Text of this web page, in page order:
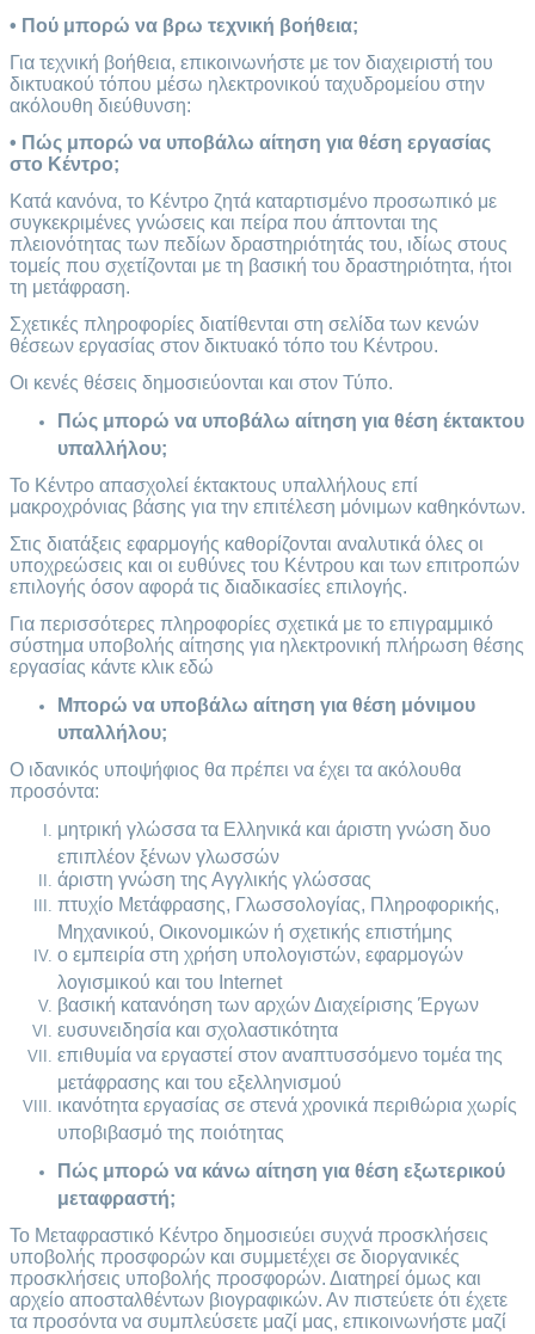
• Πού μπορώ να βρω τεχνική βοήθεια;
Για τεχνική βοήθεια, επικοινωνήστε με τον διαχειριστή του
δικτυακού τόπου μέσω ηλεκτρονικού ταχυδρομείου στην
ακόλουθη διεύθυνση:
• Πώς μπορώ να υποβάλω αίτηση για θέση εργασίας
στο Κέντρο;
Κατά κανόνα, το Κέντρο ζητά καταρτισμένο προσωπικό με
συγκεκριμένες γνώσεις και πείρα που άπτονται της
πλειονότητας των πεδίων δραστηριότητάς του, ιδίως στους
τομείς που σχετίζονται με τη βασική του δραστηριότητα, ήτοι
τη μετάφραση.
Σχετικές πληροφορίες διατίθενται στη σελίδα των κενών
θέσεων εργασίας στον δικτυακό τόπο του Κέντρου.
Οι κενές θέσεις δημοσιεύονται και στον Τύπο.
Πώς μπορώ να υποβάλω αίτηση για θέση έκτακτου
υπαλλήλου;
Το Κέντρο απασχολεί έκτακτους υπαλλήλους επί
μακροχρόνιας βάσης για την επιτέλεση μόνιμων καθηκόντων.
Στις διατάξεις εφαρμογής καθορίζονται αναλυτικά όλες οι
υποχρεώσεις και οι ευθύνες του Κέντρου και των επιτροπών
επιλογής όσον αφορά τις διαδικασίες επιλογής.
Για περισσότερες πληροφορίες σχετικά με το επιγραμμικό
σύστημα υποβολής αίτησης για ηλεκτρονική πλήρωση θέσης
εργασίας κάντε κλικ εδώ
Μπορώ να υποβάλω αίτηση για θέση μόνιμου
υπαλλήλου;
Ο ιδανικός υποψήφιος θα πρέπει να έχει τα ακόλουθα
προσόντα:
μητρική γλώσσα τα Ελληνικά και άριστη γνώση δυο
επιπλέον ξένων γλωσσών
άριστη γνώση της Αγγλικής γλώσσας
πτυχίο Μετάφρασης, Γλωσσολογίας, Πληροφορικής,
Μηχανικού, Οικονομικών ή σχετικής επιστήμης
o εμπειρία στη χρήση υπολογιστών, εφαρμογών
λογισμικού και του Internet
βασική κατανόηση των αρχών Διαχείρισης Έργων
ευσυνειδησία και σχολαστικότητα
επιθυμία να εργαστεί στον αναπτυσσόμενο τομέα της
μετάφρασης και του εξελληνισμού
ικανότητα εργασίας σε στενά χρονικά περιθώρια χωρίς
υποβιβασμό της ποιότητας
Πώς μπορώ να κάνω αίτηση για θέση εξωτερικού
μεταφραστή;
Το Μεταφραστικό Κέντρο δημοσιεύει συχνά προσκλήσεις
υποβολής προσφορών και συμμετέχει σε διοργανικές
προσκλήσεις υποβολής προσφορών. Διατηρεί όμως και
αρχείο αποσταλθέντων βιογραφικών. Αν πιστεύετε ότι έχετε
τα προσόντα να συμπλεύσετε μαζί μας, επικοινωνήστε μαζί